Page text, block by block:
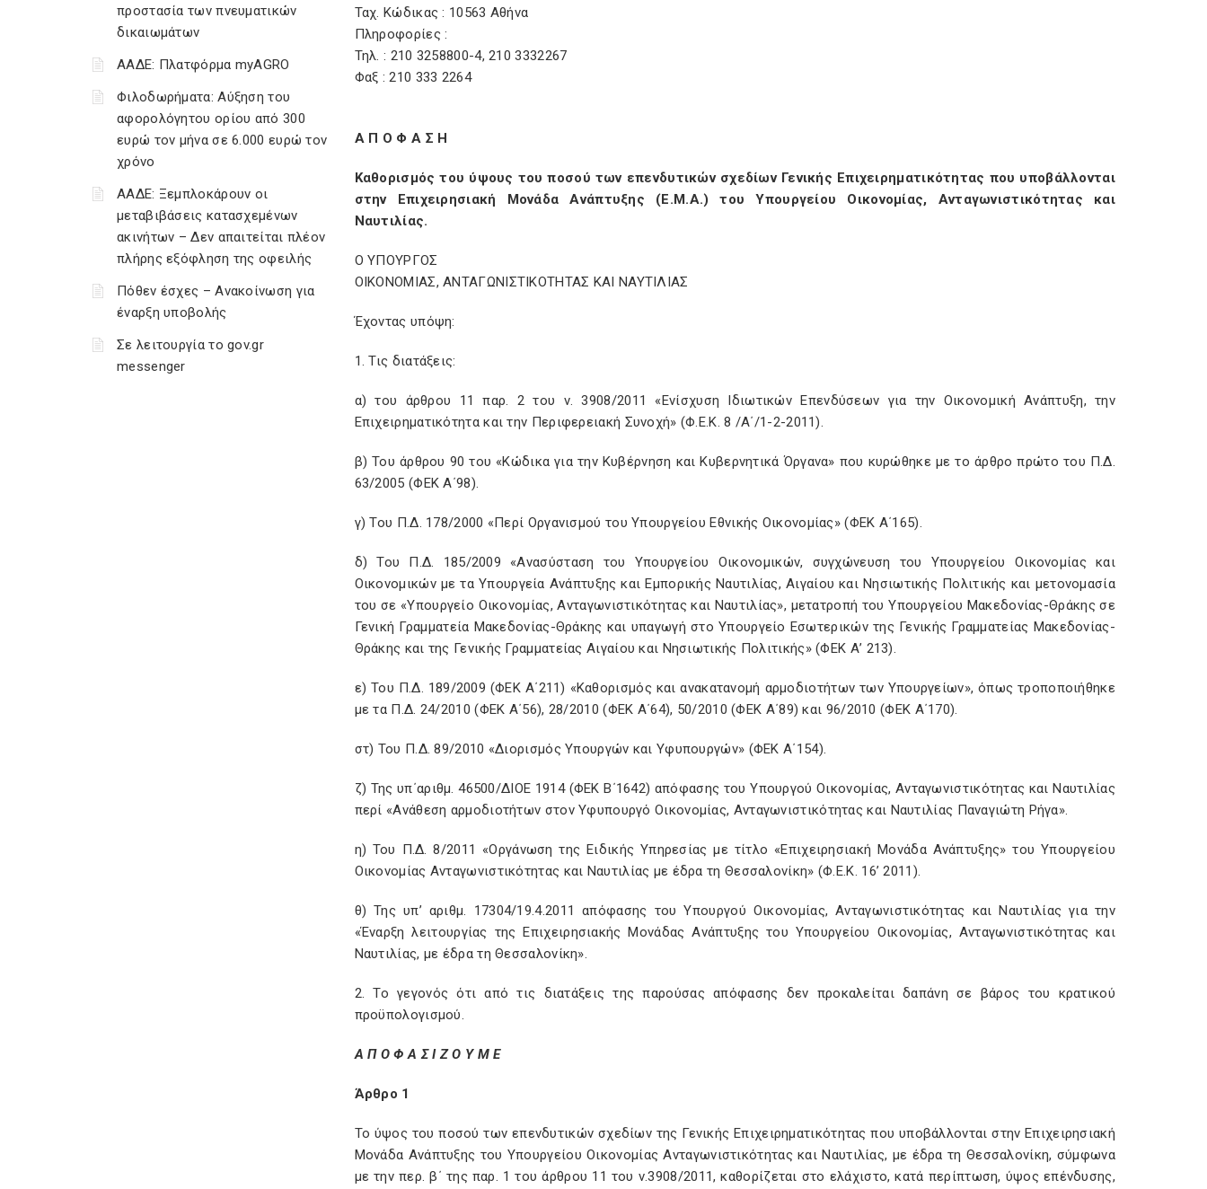
προστασία των πνευματικών
δικαιωμάτων
ΑΑΔΕ: Πλατφόρμα myAGRO
Φιλοδωρήματα: Αύξηση του
αφορολόγητου ορίου από 300
ευρώ τον μήνα σε 6.000 ευρώ τον
χρόνο
ΑΑΔΕ: Ξεμπλοκάρουν οι
μεταβιβάσεις κατασχεμένων
ακινήτων – Δεν απαιτείται πλέον
πλήρης εξόφληση της οφειλής
Πόθεν έσχες – Ανακοίνωση για
έναρξη υποβολής
Σε λειτουργία το gov.gr
messenger
Ταχ. Κώδικας : 10563 Αθήνα
Πληροφορίες :
Τηλ. : 210 3258800-4, 210 3332267
Φαξ : 210 333 2264
Α Π Ο Φ Α Σ Η
Καθορισμός του ύψους του ποσού των επενδυτικών σχεδίων Γενικής Επιχειρηματικότητας που υποβάλλονται
στην Επιχειρησιακή Μονάδα Ανάπτυξης (Ε.Μ.Α.) του Υπουργείου Οικονομίας, Ανταγωνιστικότητας και
Ναυτιλίας.
Ο ΥΠΟΥΡΓΟΣ
ΟΙΚΟΝΟΜΙΑΣ, ΑΝΤΑΓΩΝΙΣΤΙΚΟΤΗΤΑΣ ΚΑΙ ΝΑΥΤΙΛΙΑΣ
Έχοντας υπόψη:
1. Τις διατάξεις:
α) του άρθρου 11 παρ. 2 του ν. 3908/2011 «Ενίσχυση Ιδιωτικών Επενδύσεων για την Οικονομική Ανάπτυξη, την
Επιχειρηματικότητα και την Περιφερειακή Συνοχή» (Φ.Ε.Κ. 8 /Α΄/1-2-2011).
β) Του άρθρου 90 του «Κώδικα για την Κυβέρνηση και Κυβερνητικά Όργανα» που κυρώθηκε με το άρθρο πρώτο του Π.Δ.
63/2005 (ΦΕΚ Α΄98).
γ) Του Π.Δ. 178/2000 «Περί Οργανισμού του Υπουργείου Εθνικής Οικονομίας» (ΦΕΚ Α΄165).
δ) Του Π.Δ. 185/2009 «Ανασύσταση του Υπουργείου Οικονομικών, συγχώνευση του Υπουργείου Οικονομίας και
Οικονομικών με τα Υπουργεία Ανάπτυξης και Εμπορικής Ναυτιλίας, Αιγαίου και Νησιωτικής Πολιτικής και μετονομασία
του σε «Υπουργείο Οικονομίας, Ανταγωνιστικότητας και Ναυτιλίας», μετατροπή του Υπουργείου Μακεδονίας-Θράκης σε
Γενική Γραμματεία Μακεδονίας-Θράκης και υπαγωγή στο Υπουργείο Εσωτερικών της Γενικής Γραμματείας Μακεδονίας-
Θράκης και της Γενικής Γραμματείας Αιγαίου και Νησιωτικής Πολιτικής» (ΦΕΚ Α’ 213).
ε) Του Π.Δ. 189/2009 (ΦΕΚ A΄211) «Καθορισμός και ανακατανομή αρμοδιοτήτων των Υπουργείων», όπως τροποποιήθηκε
με τα Π.Δ. 24/2010 (ΦΕΚ Α΄56), 28/2010 (ΦΕΚ Α΄64), 50/2010 (ΦΕΚ Α΄89) και 96/2010 (ΦΕΚ Α΄170).
στ) Του Π.Δ. 89/2010 «Διορισμός Υπουργών και Υφυπουργών» (ΦΕΚ Α΄154).
ζ) Της υπ΄αριθμ. 46500/ΔΙΟΕ 1914 (ΦΕΚ Β΄1642) απόφασης του Υπουργού Οικονομίας, Ανταγωνιστικότητας και Ναυτιλίας
περί «Ανάθεση αρμοδιοτήτων στον Υφυπουργό Οικονομίας, Ανταγωνιστικότητας και Ναυτιλίας Παναγιώτη Ρήγα».
η) Του Π.Δ. 8/2011 «Οργάνωση της Ειδικής Υπηρεσίας με τίτλο «Επιχειρησιακή Μονάδα Ανάπτυξης» του Υπουργείου
Οικονομίας Ανταγωνιστικότητας και Ναυτιλίας με έδρα τη Θεσσαλονίκη» (Φ.Ε.Κ. 16’ 2011).
θ) Της υπ’ αριθμ. 17304/19.4.2011 απόφασης του Υπουργού Οικονομίας, Ανταγωνιστικότητας και Ναυτιλίας για την
«Έναρξη λειτουργίας της Επιχειρησιακής Μονάδας Ανάπτυξης του Υπουργείου Οικονομίας, Ανταγωνιστικότητας και
Ναυτιλίας, με έδρα τη Θεσσαλονίκη».
2. Το γεγονός ότι από τις διατάξεις της παρούσας απόφασης δεν προκαλείται δαπάνη σε βάρος του κρατικού
προϋπολογισμού.
Α Π Ο Φ Α Σ Ι Ζ Ο Υ Μ Ε
Άρθρο 1
Το ύψος του ποσού των επενδυτικών σχεδίων της Γενικής Επιχειρηματικότητας που υποβάλλονται στην Επιχειρησιακή
Μονάδα Ανάπτυξης του Υπουργείου Οικονομίας Ανταγωνιστικότητας και Ναυτιλίας, με έδρα τη Θεσσαλονίκη, σύμφωνα
με την περ. β΄ της παρ. 1 του άρθρου 11 του ν.3908/2011, καθορίζεται στο ελάχιστο, κατά περίπτωση, ύψος επένδυσης,